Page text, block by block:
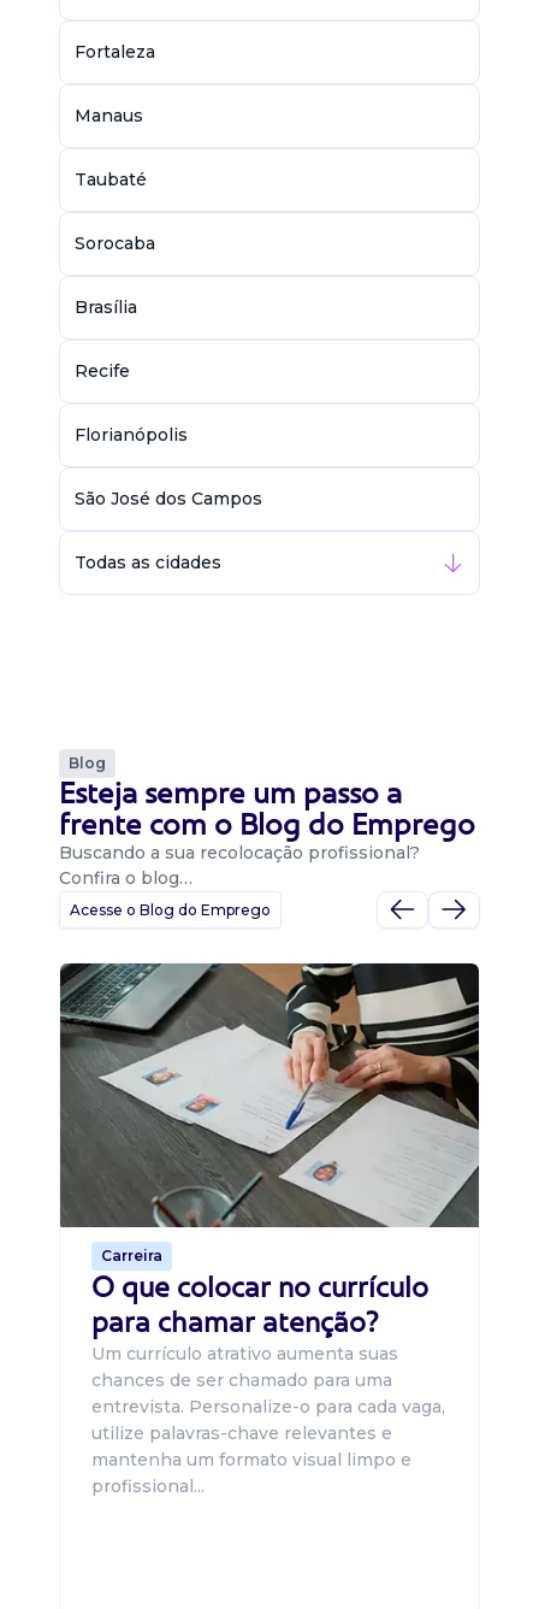
Fortaleza
Manaus
Taubaté
Sorocaba
Brasília
Recife
Florianópolis
São José dos Campos
Todas as cidades
Blog
Esteja sempre um passo a
frente com o Blog do Emprego
Buscando a sua recolocação profissional?
Confira o blog…
Acesse o Blog do Emprego
Carreira
O que colocar no currículo
para chamar atenção?
Um currículo atrativo aumenta suas
chances de ser chamado para uma
entrevista. Personalize-o para cada vaga,
utilize palavras-chave relevantes e
mantenha um formato visual limpo e
profissional...